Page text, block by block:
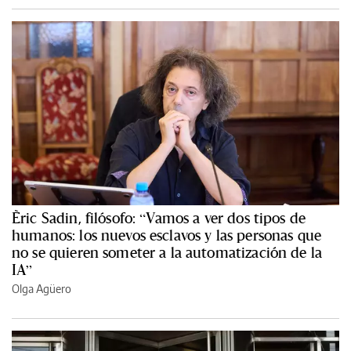
Èric Sadin, filósofo: “Vamos a ver dos tipos de
humanos: los nuevos esclavos y las personas que
no se quieren someter a la automatización de la
IA”
Olga Agüero